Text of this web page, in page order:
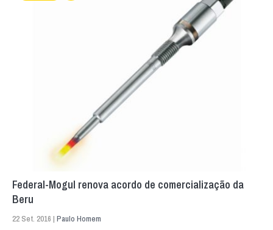
Federal-Mogul renova acordo de comercialização da
Beru
22 Set. 2016 | Paulo Homem